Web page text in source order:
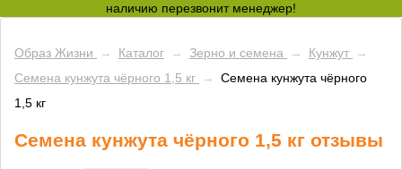
наличию перезвонит менеджер!
Образ Жизни → Каталог → Зерно и семена → Кунжут
→
Семена кунжута чёрного 1,5 кг
→
Семена кунжута чёрного
1,5 кг
Семена кунжута чёрного 1,5 кг отзывы